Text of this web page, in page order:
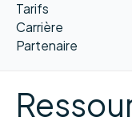
Tarifs
Carrière
Partenaire